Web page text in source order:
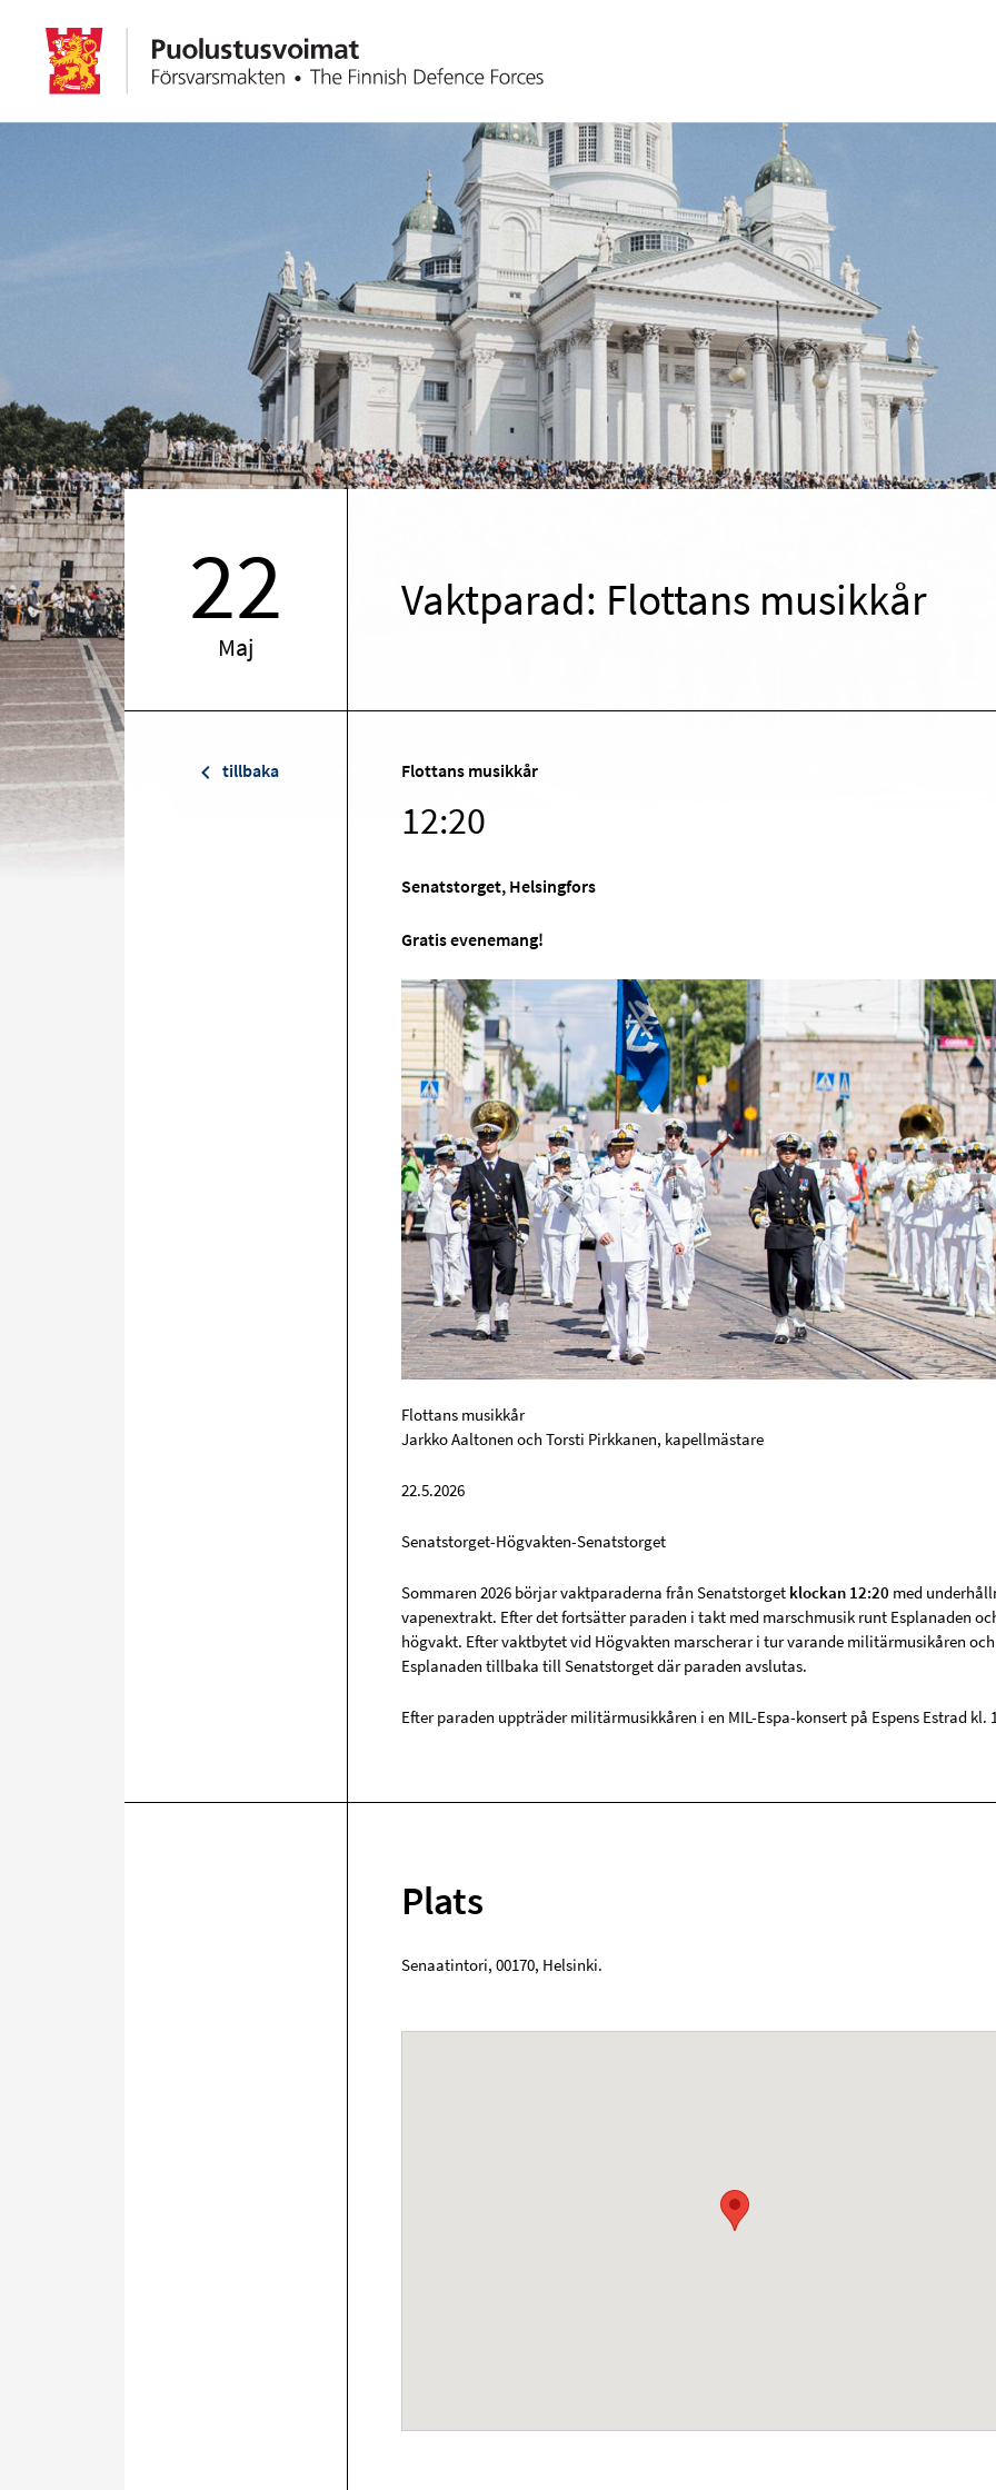
22
Maj
Vaktparad: Flottans musikkår
tillbaka Flottans musikkår
12:20
Senatstorget, Helsingfors
Gratis evenemang!
Flottans musikkår
Jarkko Aaltonen och Torsti Pirkkanen, kapellmästare
22.5.2026
Senatstorget-Högvakten-Senatstorget
Sommaren 2026 börjar vaktparaderna från Senatstorget klockan 12:20 med
vapenextrakt. Efter det fortsätter paraden i takt med marschmusik runt Esplanaden
högvakt. Efter vaktbytet vid Högvakten marscherar i tur varande militärmusikåren
Esplanaden tillbaka till Senatstorget där paraden avslutas.
Efter paraden uppträder militärmusikkåren i en MIL-Espa-konsert på Espens Estrad kl.
Plats
Senaatintori, 00170, Helsinki.